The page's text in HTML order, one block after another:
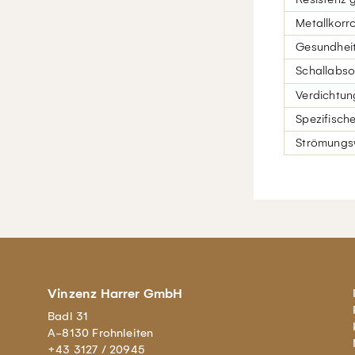
Vinzenz Harrer GmbH
Badl 31
A-8130 Frohnleiten
+43 3127 / 20945